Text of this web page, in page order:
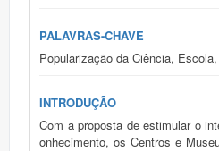
PALAVRAS-CHAVE
Popularização da Ciência,
INTRODUÇÃO
Com a proposta de estimular o
onhecimento, os Centros e